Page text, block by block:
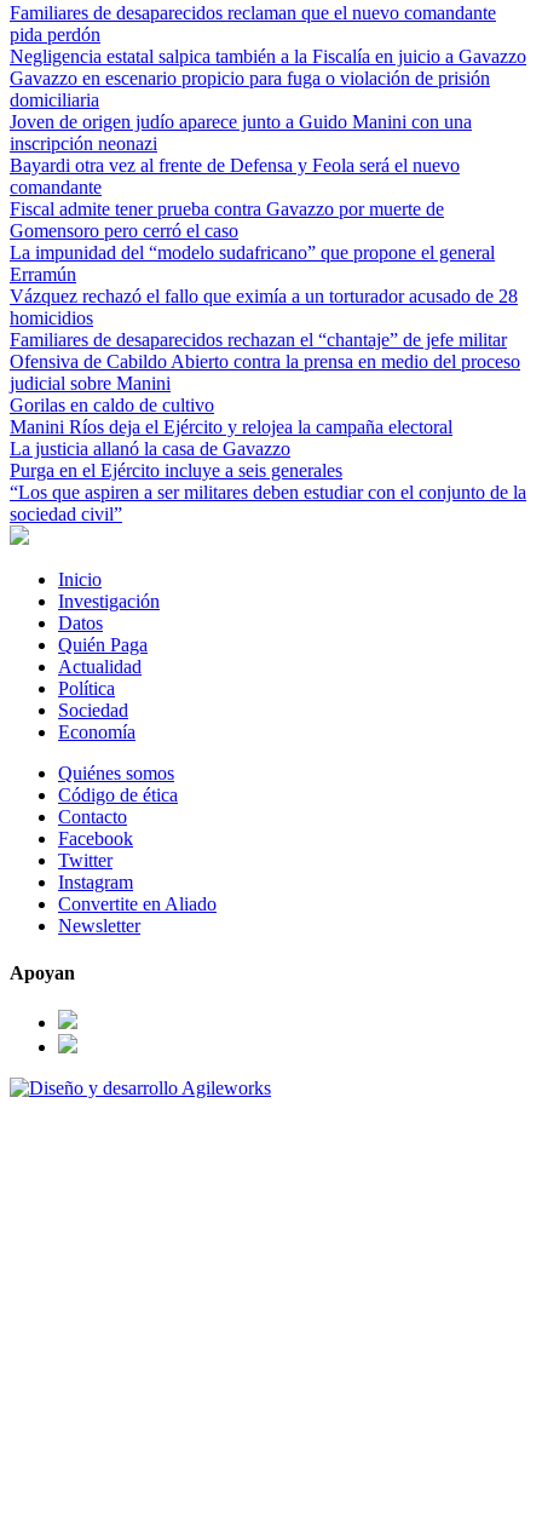
Familiares de desaparecidos reclaman que el nuevo comandante
pida perdón
Negligencia estatal salpica también a la Fiscalía en juicio a Gavazzo
Gavazzo en escenario propicio para fuga o violación de prisión
domiciliaria
Joven de origen judío aparece junto a Guido Manini con una
inscripción neonazi
Bayardi otra vez al frente de Defensa y Feola será el nuevo
comandante
Fiscal admite tener prueba contra Gavazzo por muerte de
Gomensoro pero cerró el caso
La impunidad del “modelo sudafricano” que propone el general
Erramún
Vázquez rechazó el fallo que eximía a un torturador acusado de 28
homicidios
Familiares de desaparecidos rechazan el “chantaje” de jefe militar
Ofensiva de Cabildo Abierto contra la prensa en medio del proceso
judicial sobre Manini
Gorilas en caldo de cultivo
Manini Ríos deja el Ejército y relojea la campaña electoral
La justicia allanó la casa de Gavazzo
Purga en el Ejército incluye a seis generales
“Los que aspiren a ser militares deben estudiar con el conjunto de la
sociedad civil”
Inicio
Investigación
Datos
Quién Paga
Actualidad
Política
Sociedad
Economía
Quiénes somos
Código de ética
Contacto
Facebook
Twitter
Instagram
Convertite en Aliado
Newsletter
Apoyan